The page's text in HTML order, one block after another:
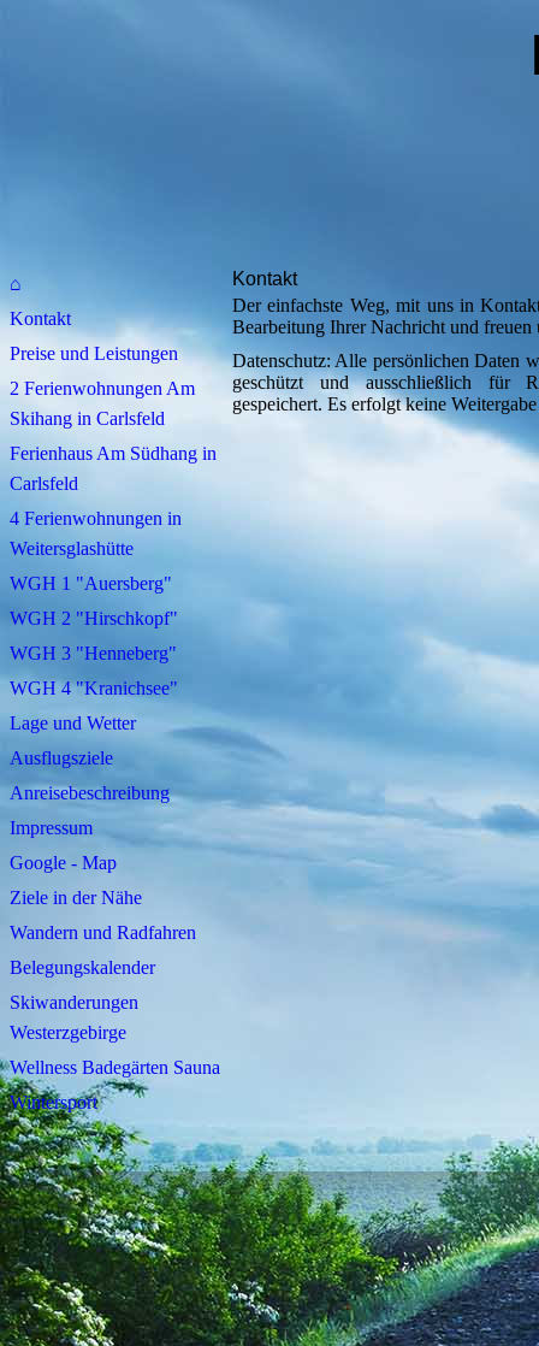
⌂
Kontakt
Preise und Leistungen
2 Ferienwohnungen Am
Skihang in Carlsfeld
Ferienhaus Am Südhang in
Carlsfeld
4 Ferienwohnungen in
Weitersglashütte
WGH 1 "Auersberg"
WGH 2 "Hirschkopf"
WGH 3 "Henneberg"
WGH 4 "Kranichsee"
Lage und Wetter
Ausflugsziele
Anreisebeschreibung
Impressum
Google - Map
Ziele in der Nähe
Wandern und Radfahren
Belegungskalender
Skiwanderungen
Westerzgebirge
Wellness Badegärten Sauna
Wintersport
Kontakt
Der einfachste Weg, mit uns in
Bearbeitung Ihrer Nachricht und
Datenschutz: Alle persönlichen Daten
geschützt und ausschließlich für
gespeichert. Es erfolgt keine